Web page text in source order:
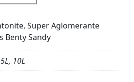
Super Aglomerante
Benty Sandy
5L, 10L